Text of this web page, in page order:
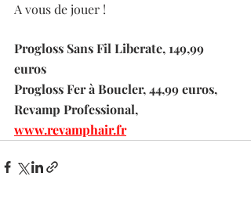
A vous de jouer !
Progloss Sans Fil Liberate, 149,99
euros
Progloss Fer à Boucler, 44,99 euros,
Revamp Professional,
www.revamphair.fr